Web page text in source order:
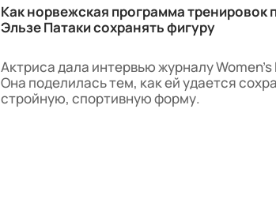
Как норвежская программа тренировок
Эльзе Патаки сохранять фигуру
Актриса дала интервью журналу Women's
Она поделилась тем, как ей удается
стройную, спортивную форму.